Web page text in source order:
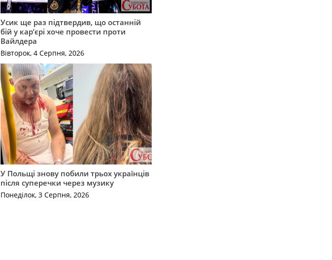
Усик ще раз підтвердив, що останній
бій у кар’єрі хоче провести проти
Вайлдера
Вівторок, 4 Серпня, 2026
У Польщі знову побили трьох українців
після суперечки через музику
Понеділок, 3 Серпня, 2026